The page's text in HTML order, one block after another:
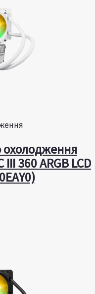
охолодження
360 ARGB LCD